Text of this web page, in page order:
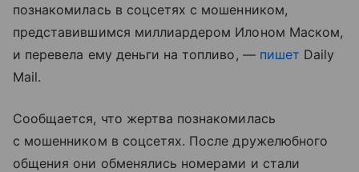
познакомилась в соцсетях с мошенником,
представившимся миллиардером Илоном Маском,
и перевела ему деньги на топливо, — пишет Daily
Mail.
Сообщается, что жертва познакомилась
с мошенником в соцсетях. После дружелюбного
общения они обменялись номерами и стали